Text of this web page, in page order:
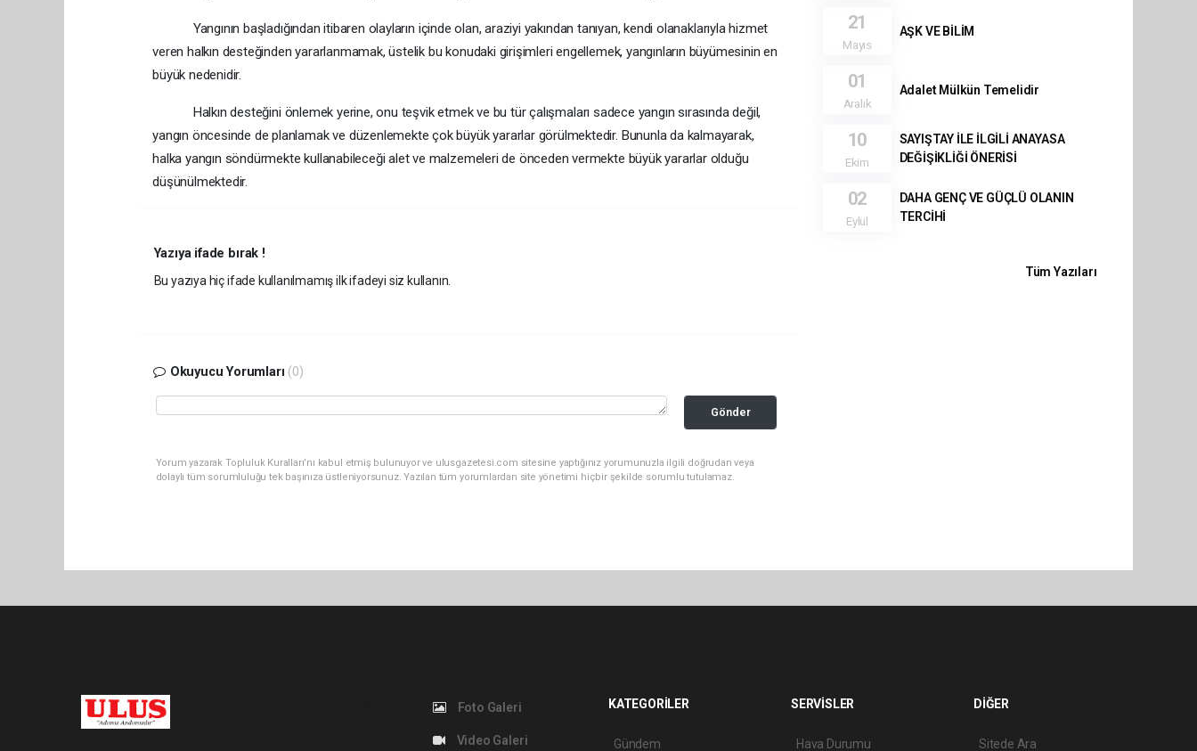
Yangının başladığından itibaren olayların içinde olan, araziyi yakından tanıyan, kendi olanaklarıyla hizmet
veren halkın desteğinden yararlanmamak, üstelik bu konudaki girişimleri engellemek, yangınların büyümesinin en
büyük nedenidir.
Halkın desteğini önlemek yerine, onu teşvik etmek ve bu tür çalışmaları sadece yangın sırasında değil,
yangın öncesinde de planlamak ve düzenlemekte çok büyük yararlar görülmektedir. Bununla da kalmayarak,
halka yangın söndürmekte kullanabileceği alet ve malzemeleri de önceden vermekte büyük yararlar olduğu
düşünülmektedir.
Yazıya ifade bırak !
Bu yazıya hiç ifade kullanılmamış ilk ifadeyi siz kullanın.
Okuyucu Yorumları (0)
Gönder
Yorum yazarak Topluluk Kuralları’nı kabul etmiş bulunuyor ve ulusgazetesi.com sitesine yaptığınız yorumunuzla ilgili doğrudan veya
dolaylı tüm sorumluluğu tek başınıza üstleniyorsunuz. Yazılan tüm yorumlardan site yönetimi hiçbir şekilde sorumlu tutulamaz.
21
Mayıs
AŞK VE BİLİM
01
Aralık
Adalet Mülkün Temelidir
10
Ekim
SAYIŞTAY İLE İLGİLİ ANAYASA
DEĞİŞİKLİĞİ ÖNERİSİ
02
Eylül
DAHA GENÇ VE GÜÇLÜ OLANIN
TERCİHİ
Tüm Yazıları
Foto Galeri
Video Galeri
KATEGORİLER
Gündem
SERVİSLER
Hava Durumu
DİĞER
Sitede Ara